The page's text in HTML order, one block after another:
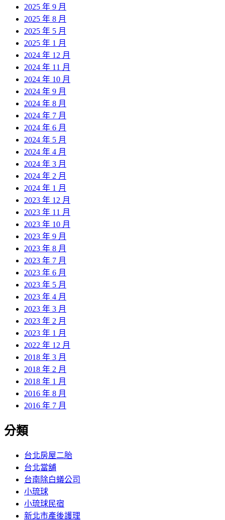
2025 年 9 月
2025 年 8 月
2025 年 5 月
2025 年 1 月
2024 年 12 月
2024 年 11 月
2024 年 10 月
2024 年 9 月
2024 年 8 月
2024 年 7 月
2024 年 6 月
2024 年 5 月
2024 年 4 月
2024 年 3 月
2024 年 2 月
2024 年 1 月
2023 年 12 月
2023 年 11 月
2023 年 10 月
2023 年 9 月
2023 年 8 月
2023 年 7 月
2023 年 6 月
2023 年 5 月
2023 年 4 月
2023 年 3 月
2023 年 2 月
2023 年 1 月
2022 年 12 月
2018 年 3 月
2018 年 2 月
2018 年 1 月
2016 年 8 月
2016 年 7 月
分類
台北房屋二胎
台北當舖
台南除白蟻公司
小琉球
小琉球民宿
新北市產後護理